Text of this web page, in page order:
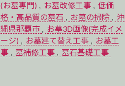
(お墓専門) , お墓改修工事 , 低価
格・高品質の墓石 , お墓の掃除 , 沖
縄県那覇市 , お墓3D画像(完成イメ
ージ) , お墓建て替え工事 , お墓工
事 , 墓補修工事 , 墓石基礎工事